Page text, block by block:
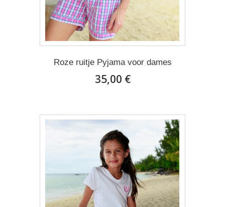
Roze ruitje Pyjama voor dames
35,00 €